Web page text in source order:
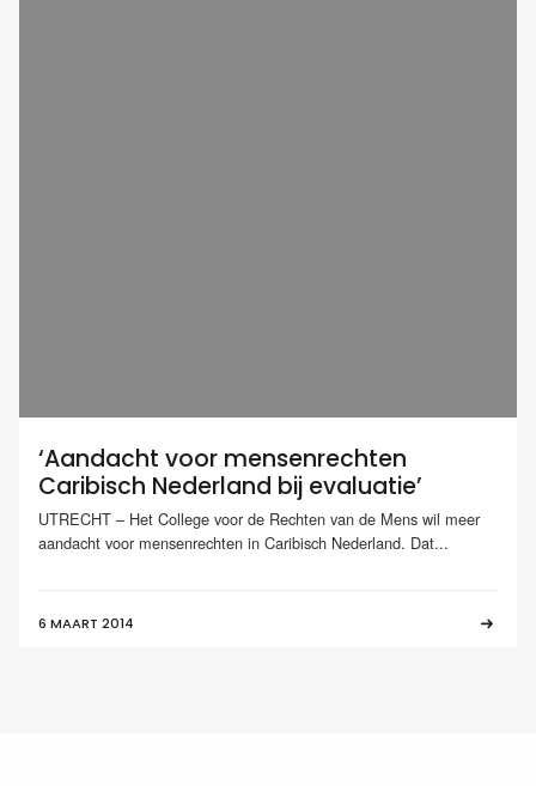
‘Aandacht voor mensenrechten
Caribisch Nederland bij evaluatie’
UTRECHT – Het College voor de Rechten van de Mens wil meer
aandacht voor mensenrechten in Caribisch Nederland. Dat...
6 MAART 2014